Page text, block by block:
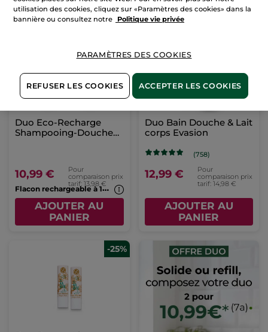
Duo Eco-Recharge
Shampooing-Douche
10,99 €
Pour
comparaison prix
tarif: 13,98 €F
lacon rechargeable à 1€*(7b)
AJOUTER AU
PANIER
Duo Bain Douche & Lait
corps Evasion
(758)
12,99 €
Pour
comparaison prix
tarif: 14,98 €
AJOUTER AU
PANIER
-25%
utilisation des cookies, cliquez sur «Paramètres des cookies» dans la
bannière ou consultez notre
Politique vie privée
PARAMÈTRES DES COOKIES
REFUSER LES COOKIES ACCEPTER LES COOKIES